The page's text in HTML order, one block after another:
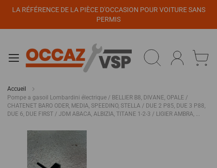
LA RÉFÉRENCE DE LA PIÈCE D'OCCASION POUR VOITURE SANS
PERMIS
Accueil
Pompe a gasoil Lombardini électrique / BELLIER B8, DIVANE, OPALE /
CHATENET BARO ODER, MEDIA, SPEEDINO, STELLA / DUE 2 P85, DUE 3 P88,
DUE 6, DUE FIRST / JDM ABACA, ALBIZIA, TITANE 1-2-3 / LIGIER AMBRA, ...
Panneau de gestion des cookies